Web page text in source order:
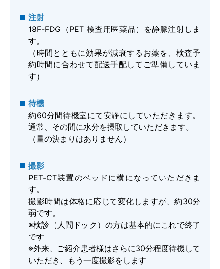
外来受付時間
8：30～11：30／13：30～16：30
アクセス 駐車場
注射
18F-FDG（PET 検査用医薬品）を静脈注射しま
す。
（時間とともに効果が減衰するお薬を、検査予
約時間に合わせて配送手配してご準備していま
す）
待機
約60分間待機室にて安静にしていただきます。
通常、その間に水分を摂取していただきます。
（量の決まりはありません）
撮影
PET-CT装置のベッドに横になっていただきま
す。
撮影時間は体格に応じて変化しますが、約30分
弱です。
※検診（人間ドック）の方は基本的にこれで終了
です
※外来、ご紹介患者様はさらに30分程度待機して
いただき、もう一度撮影をします